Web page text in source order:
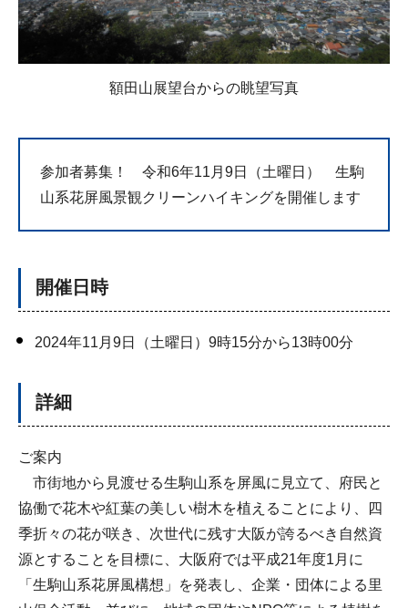
額田山展望台からの眺望写真
参加者募集！ 令和6年11月9日（土曜日） 生駒
山系花屏風景観クリーンハイキングを開催します
開催日時
2024年11月9日（土曜日）9時15分から13時00分
詳細
ご案内
市街地から見渡せる生駒山系を屏風に見立て、府民と
協働で花木や紅葉の美しい樹木を植えることにより、四
季折々の花が咲き、次世代に残す大阪が誇るべき自然資
源とすることを目標に、大阪府では平成21年度1月に
「生駒山系花屏風構想」を発表し、企業・団体による里